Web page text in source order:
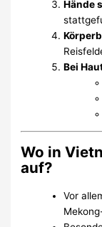
Hände
Bei
Wo in
auf?
Vor